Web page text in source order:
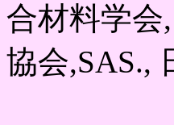
合材料学会
協会,SAS.,